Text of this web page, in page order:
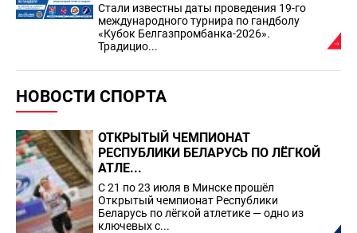
Стали известны даты проведения 19-го
международного турнира по гандболу
«Кубок Белгазпромбанка-2026».
Традицио...
НОВОСТИ СПОРТА
ОТКРЫТЫЙ ЧЕМПИОНАТ
РЕСПУБЛИКИ БЕЛАРУСЬ ПО ЛЁГКОЙ
АТЛЕ...
С 21 по 23 июля в Минске прошёл
Открытый чемпионат Республики
Беларусь по лёгкой атлетике — одно из
ключевых с...